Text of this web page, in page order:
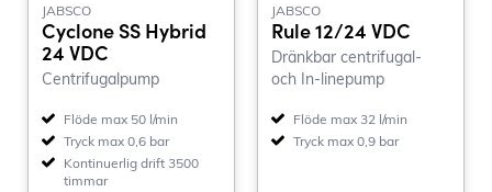
JABSCO
Cyclone SS Hybrid
24 VDC
Centrifugalpump
Flöde max 50 l/min
Tryck max 0,6 bar
Kontinuerlig drift 3500
timmar
JABSCO
Rule 12/24 VDC
Dränkbar centrifugal-
och In-linepump
Flöde max 32 l/min
Tryck max 0,9 bar